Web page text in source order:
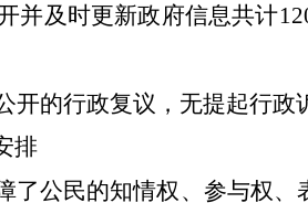
并及时更新政府信息共计
的行政复议，无提起行政
排
了公民的知情权、参与权